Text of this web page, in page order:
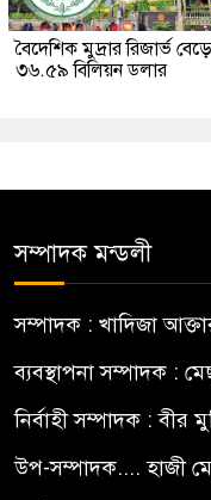
বৈদেশিক মুদ্রার রিজার্ভ বেড়ে
৩৬.৫৯ বিলিয়ন ডলার
সম্পাদক মন্ডলী
সম্পাদক : খাদিজা
ব্যবস্থাপনা সম্পাদক :
নির্বাহী সম্পাদক : বীর
উপ-সম্পাদক.... হাজী